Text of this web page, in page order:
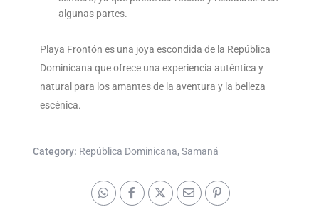
algunas partes.
Playa Frontón es una joya escondida de la República
Dominicana que ofrece una experiencia auténtica y
natural para los amantes de la aventura y la belleza
escénica.
Category: República Dominicana,Samaná